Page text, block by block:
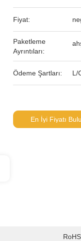
Fiyat:
Paketleme
Ayrıntıları:
Ödeme Şartları: L/
En İyi Fiyatı